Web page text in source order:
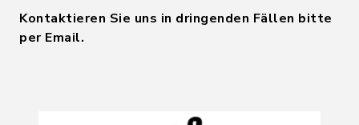
Kontaktieren Sie uns in dringenden Fällen bitte
per Email.